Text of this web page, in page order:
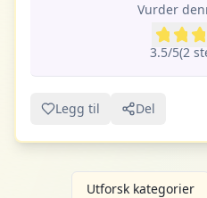
Vurder
3.5/5(2
Legg til Del
Utforsk kategorier